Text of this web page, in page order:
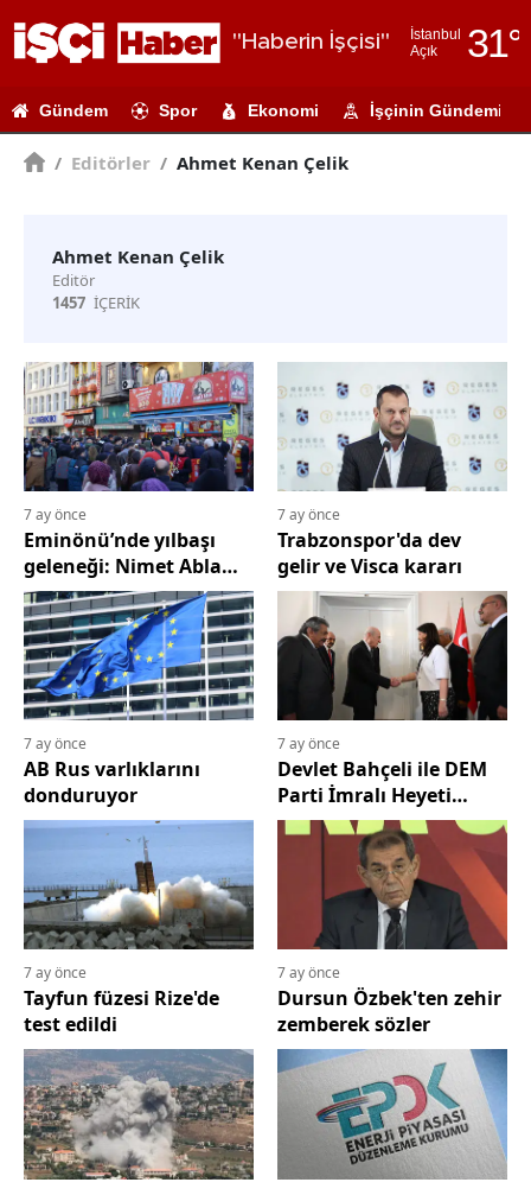
"Haberin İşçisi"
İstanbul
Açık
31°
Adıyaman
Antalya
Artvin
Aydın
Bilecik
Bingöl
Bitlis
Bolu
Bursa
Çanakkale
Çankırı
Çorum
Denizli
Diyarbakır
Edirne
Elazığ
Gündem Spor Ekonomi İşçinin Gündemi
/ Editörler / Ahmet Kenan Çelik
Ahmet Kenan Çelik
Editör
1457 İÇERİK
7 ay önce
Eminönü’nde yılbaşı
geleneği: Nimet Abla
önünde milli piyango
kuyruğu oluştu
7 ay önce
Trabzonspor'da dev
gelir ve Visca kararı
7 ay önce
AB Rus varlıklarını
donduruyor
7 ay önce
Devlet Bahçeli ile DEM
Parti İmralı Heyeti
görüşmesi başladı
7 ay önce
Tayfun füzesi Rize'de
test edildi
7 ay önce
Dursun Özbek'ten zehir
zemberek sözler